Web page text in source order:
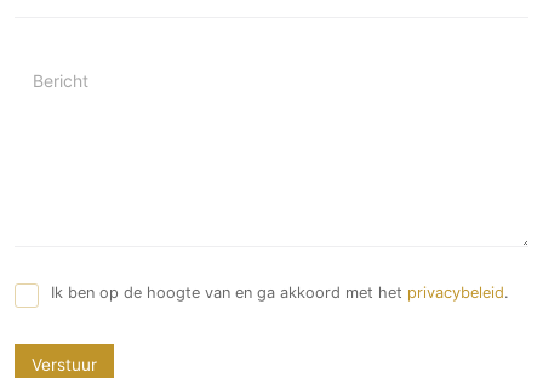
Bericht
Ik ben op de hoogte van en ga akkoord met het privacybeleid.
Verstuur